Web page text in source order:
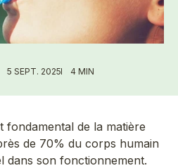
5 SEPT. 2025 4 MIN
fondamental de la matière
de 70% du corps humain
dans son fonctionnement.